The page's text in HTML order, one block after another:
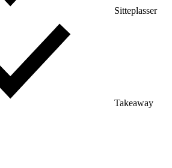
Sitteplasser
Takeaway